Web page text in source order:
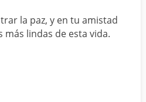
HOMBRE
la paz, y en tu amistad
más lindas de esta vida.